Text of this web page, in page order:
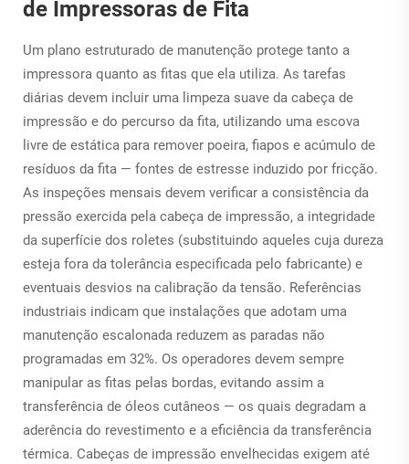
de Impressoras de Fita
Um plano estruturado de manutenção protege tanto a
impressora quanto as fitas que ela utiliza. As tarefas
diárias devem incluir uma limpeza suave da cabeça de
impressão e do percurso da fita, utilizando uma escova
livre de estática para remover poeira, fiapos e acúmulo de
resíduos da fita — fontes de estresse induzido por fricção.
As inspeções mensais devem verificar a consistência da
pressão exercida pela cabeça de impressão, a integridade
da superfície dos roletes (substituindo aqueles cuja dureza
esteja fora da tolerância especificada pelo fabricante) e
eventuais desvios na calibração da tensão. Referências
industriais indicam que instalações que adotam uma
manutenção escalonada reduzem as paradas não
programadas em 32%. Os operadores devem sempre
manipular as fitas pelas bordas, evitando assim a
transferência de óleos cutâneos — os quais degradam a
aderência do revestimento e a eficiência da transferência
térmica. Cabeças de impressão envelhecidas exigem até